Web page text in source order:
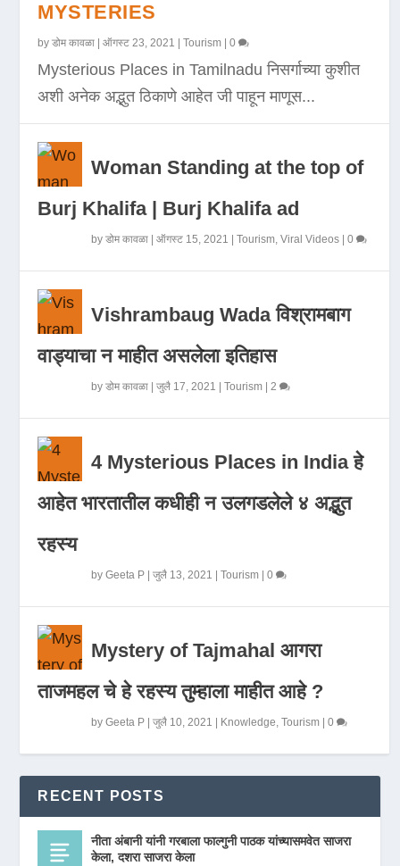
MYSTERIES
byडोम कावळा |ऑगस्ट 23, 2021 |Tourism |0
Mysterious Places in Tamilnadu निसर्गाच्या कुशीत
अशी अनेक अद्भुत ठिकाणे आहेत जी पाहून माणूस...
Woman Standing at the top of
Burj Khalifa | Burj Khalifa ad
byडोम कावळा |ऑगस्ट 15, 2021 |Tourism,Viral Videos |0
Vishrambaug Wada विश्रामबाग
वाड्याचा न माहीत असलेला इतिहास
byडोम कावळा |जुलै 17, 2021 |Tourism |2
4 Mysterious Places in India हे
आहेत भारतातील कधीही न उलगडलेले ४ अद्भुत
रहस्य
byGeeta P |जुलै 13, 2021 |Tourism |0
Mystery of Tajmahal आगरा
ताजमहल चे हे रहस्य तुम्हाला माहीत आहे ?
byGeeta P |जुलै 10, 2021 Knowledge,Tourism |0
RECENT POSTS
नीता अंबानी यांनी गरबाला फाल्गुनी पाठक यांच्यासमवेत साजरा
केला, दशरा साजरा केला